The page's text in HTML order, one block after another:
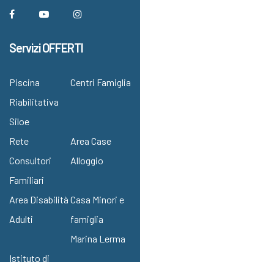
Servizi OFFERTI
Piscina
Riabilitativa
Siloe
Centri Famiglia
Rete
Consultori
Familiari
Area Case
Alloggio
Area Disabilità
Adulti
Casa Minori e
famiglia
Marina Lerma
Istituto di